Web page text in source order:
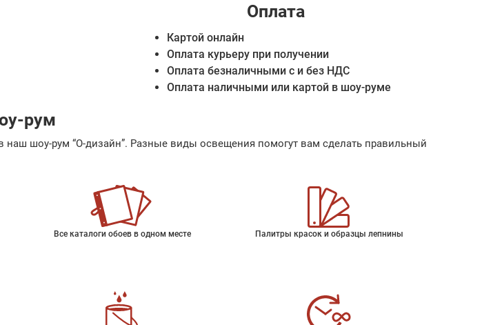
Оплата
Картой онлайн
Оплата курьеру при получении
Оплата безналичными с и без НДС
Оплата наличными или картой в шоу-руме
рум
наш шоу-рум “О-дизайн”. Разные виды освещения помогут вам сделать правильный
Все каталоги обоев в одном месте Палитры красок и образцы лепнины